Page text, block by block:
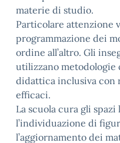
materie di studio.
Particolare attenzione
programmazione dei
ordine all’altro. Gli
utilizzano metodologie
didattica inclusiva con
efficaci.
La scuola cura gli
l’individuazione di
l’aggiornamento dei